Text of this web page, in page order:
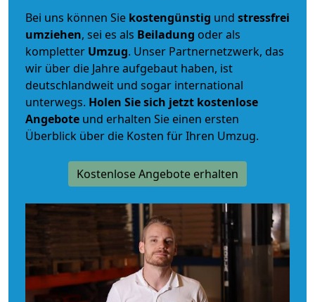
Bei uns können Sie kostengünstig und stressfrei
umziehen, sei es als Beiladung oder als
kompletter Umzug. Unser Partnernetzwerk, das
wir über die Jahre aufgebaut haben, ist
deutschlandweit und sogar international
unterwegs. Holen Sie sich jetzt kostenlose
Angebote und erhalten Sie einen ersten
Überblick über die Kosten für Ihren Umzug.
Kostenlose Angebote erhalten